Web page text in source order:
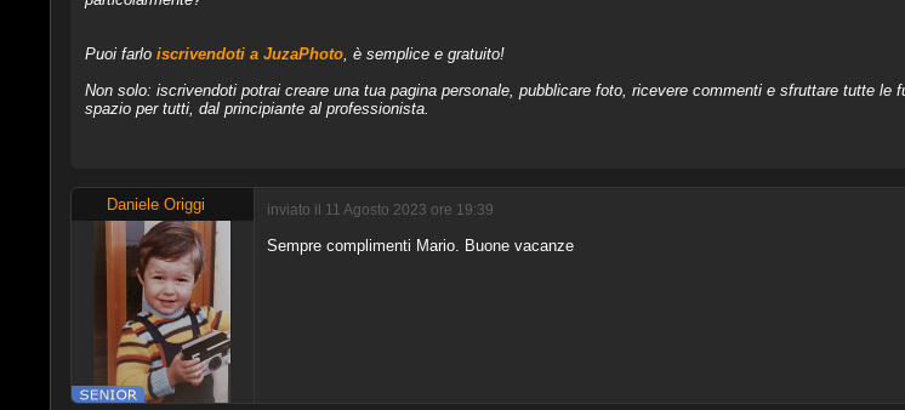
Puoi farlo iscrivendoti a JuzaPhoto, è semplice e gratuito!
Non solo: iscrivendoti potrai creare una tua pagina personale, pubblicare foto, ricevere commenti e sfruttare tutte le
spazio per tutti, dal principiante al professionista.
Daniele Origgi inviato il 11 Agosto 2023 ore 19:39
Sempre complimenti Mario. Buone vacanze